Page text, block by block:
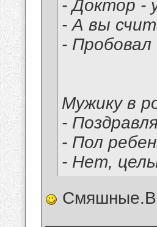
- Доктор -
- А вы
- Пробовал
Мужику в
-
- Пол
- Нет,
Смяшные.В